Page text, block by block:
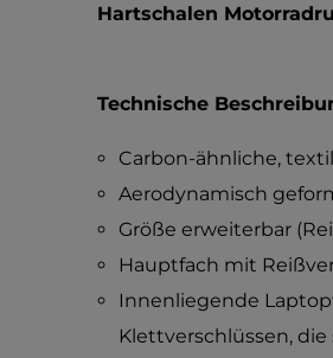
Hartschalen
Technische
Carbon-ähnliche,
Aerodynamisch
Größe erweiterbar
Hauptfach mit
Innenliegende
Klettverschlüssen,